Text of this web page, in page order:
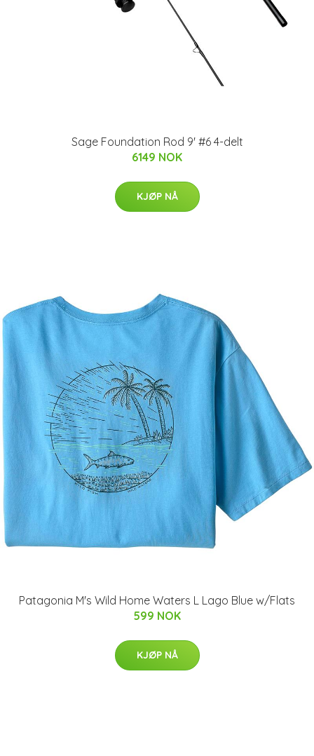
Sage Foundation Rod 9' #6 4-delt
6149 NOK
KJØP NÅ
Patagonia M's Wild Home Waters L Lago Blue w/Flats
599 NOK
KJØP NÅ